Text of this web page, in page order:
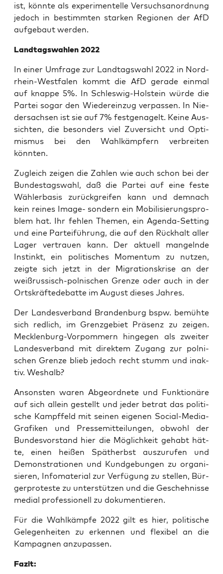
ist, könn­te als expe­ri­men­tel­le Ver­suchs­an­ord­nung
jedoch in bestimm­ten star­ken Regio­nen der AfD
auf­ge­baut werden.
Land­tags­wah­len 2022
In einer Umfra­ge zur Land­tags­wahl 2022 in Nord­
rhein-West­fa­len kommt die AfD gera­de ein­mal
auf knap­pe 5%. In Schles­wig-Hol­stein wür­de die
Par­tei sogar den Wie­der­ein­zug ver­pas­sen. In Nie­
der­sach­sen ist sie auf 7% fest­ge­na­gelt. Kei­ne Aus­
sich­ten, die beson­ders viel Zuver­sicht und Opti­
mis­mus bei den Wahl­kämp­fern ver­brei­ten
könnten.
Zugleich zei­gen die Zah­len wie auch schon bei der
Bun­des­tags­wahl, daß die Par­tei auf eine fes­te
Wäh­ler­ba­sis zurück­grei­fen kann und dem­nach
kein rei­nes Image- son­dern ein Mobi­li­sie­rungs­pro­
blem hat. Ihr feh­len The­men, ein Agen­da-Set­ting
und eine Par­tei­füh­rung, die auf den Rück­halt aller
Lager ver­trau­en kann. Der aktu­ell man­geln­de
Instinkt, ein poli­ti­sches Momen­tum zu nut­zen,
zeig­te sich jetzt in der Migra­ti­ons­kri­se an der
weiß­rus­sisch-pol­ni­schen Gren­ze oder auch in der
Orts­kräf­te­de­bat­te im August die­ses Jahres.
Der Lan­des­ver­band Bran­den­burg bspw. bemüh­te
sich red­lich, im Grenz­ge­biet Prä­senz zu zei­gen.
Meck­len­burg-Vor­pom­mern hin­ge­gen als zwei­ter
Lan­des­ver­band mit direk­tem Zugang zur pol­ni­
schen Gren­ze blieb jedoch recht stumm und inak­
tiv. Weshalb?
Ansons­ten waren Abge­ord­ne­te und Funk­tio­nä­re
auf sich allein gestellt und jeder betrat das poli­ti­
sche Kampf­feld mit sei­nen eige­nen Social-Media-
Gra­fi­ken und Pres­se­mit­tei­lun­gen, obwohl der
Bun­des­vor­stand hier die Mög­lich­keit gehabt hät­
te, einen hei­ßen Spät­herbst aus­zu­ru­fen und
Demons­tra­tio­nen und Kund­ge­bun­gen zu orga­ni­
sie­ren, Info­ma­te­ri­al zur Ver­fü­gung zu stel­len, Bür­
ger­pro­tes­te zu unter­stüt­zen und die Gescheh­nis­se
medi­al pro­fes­sio­nell zu dokumentieren.
Für die Wahl­kämp­fe 2022 gilt es hier, poli­ti­sche
Gele­gen­hei­ten zu erken­nen und fle­xi­bel an die
Kam­pa­gnen anzupassen.
Fazit: